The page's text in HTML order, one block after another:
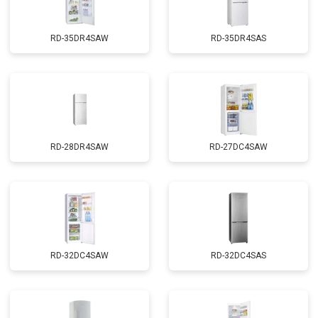
RD-35DR4SAW RD-35DR4SAS
RD-28DR4SAW RD-27DC4SAW
RD-32DC4SAW RD-32DC4SAS